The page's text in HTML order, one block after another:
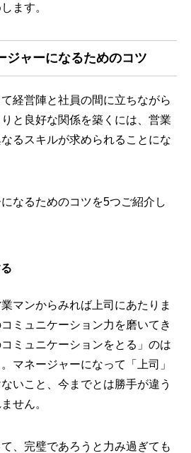
ます。
ジャーになるためのコツ
経営陣と社員の間に立ちながら
と良好な関係を築くには、営業
るスキルが求められることにな
なるためのコツを5つご紹介し
マンからみれば上司にあたりま
ミュニケーション力を磨いてき
ミュニケーションをとる」のは
マネージャーになって「上司」
いこと、今までとは勝手が違う
せん。
て、完璧であろうと力み過ぎても